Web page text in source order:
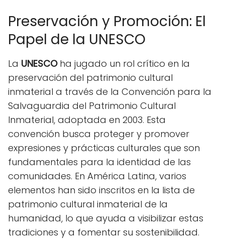
Preservación y Promoción: El
Papel de la UNESCO
La UNESCOha jugado un rol crítico en la
preservación del patrimonio cultural
inmaterial a través de la Convención para la
Salvaguardia del Patrimonio Cultural
Inmaterial, adoptada en 2003. Esta
convención busca proteger y promover
expresiones y prácticas culturales que son
fundamentales para la identidad de las
comunidades. En América Latina, varios
elementos han sido inscritos en la lista de
patrimonio cultural inmaterial de la
humanidad, lo que ayuda a visibilizar estas
tradiciones y a fomentar su sostenibilidad.